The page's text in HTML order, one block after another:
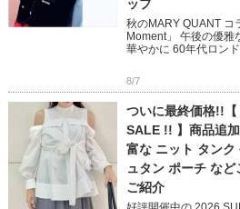
ップ
秋のMARY QUANT コ
Moment」 午後の優雅
華やかに 60年代ロン
8/7
ついに最終価格!!
SALE !! 】商品追
富な ニット タンク
ュタン ポーチ な
ご紹介